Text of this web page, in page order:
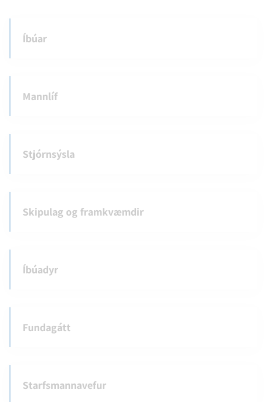
Íbúar
Mannlíf
Stjórnsýsla
Skipulag og framkvæmdir
Íbúadyr
Fundagátt
Starfsmannavefur